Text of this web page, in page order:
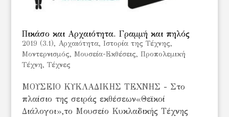
Πικάσο και Αρχαιότητα. Γραμμή και πηλός
2019 (3.1), Αρχαιότητα, Ιστορία της Τέχνης,
Μοντερνισμός, Μουσεία-Εκθέσεις, Προπολεμική
Τέχνη, Τέχνες
ΜΟΥΣΕΙΟ ΚΥΚΛΑΔΙΚΗΣ ΤΕΧΝΗΣ - Στο
πλαίσιο της σειράς εκθέσεων«Θεϊκοί
Διάλογοι»,το Μουσείο Κυκλαδικής Τέχνης